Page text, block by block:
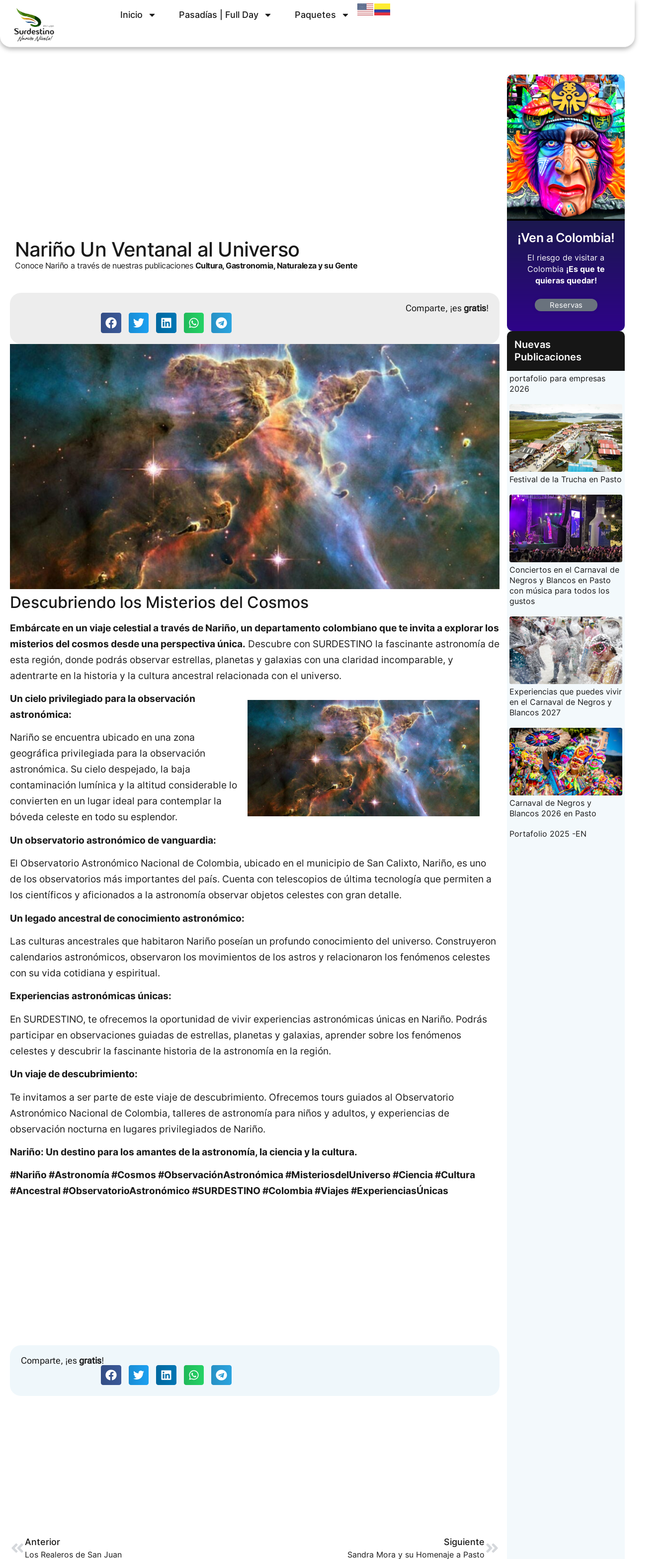
Inicio Pasadías | Full Day Paquetes
Nariño Un Ventanal al Universo
Conoce Nariño a través de nuestras publicaciones Cultura, Gastronomia, Naturaleza y su Gente
Comparte, ¡esgratis!
Descubriendo los Misterios del Cosmos
Embárcate en un viaje celestial a través de Nariño, un departamento colombiano que te invita a explorar los
misterios del cosmos desde una perspectiva única. Descubre con SURDESTINO la fascinante astronomía de
esta región, donde podrás observar estrellas, planetas y galaxias con una claridad incomparable, y
adentrarte en la historia y la cultura ancestral relacionada con el universo.
Un cielo privilegiado para la observación
astronómica:
Nariño se encuentra ubicado en una zona
geográfica privilegiada para la observación
astronómica. Su cielo despejado, la baja
contaminación lumínica y la altitud considerable lo
convierten en un lugar ideal para contemplar la
bóveda celeste en todo su esplendor.
Un observatorio astronómico de vanguardia:
El Observatorio Astronómico Nacional de Colombia, ubicado en el municipio de San Calixto, Nariño, es uno
de los observatorios más importantes del país. Cuenta con telescopios de última tecnología que permiten a
los científicos y aficionados a la astronomía observar objetos celestes con gran detalle.
Un legado ancestral de conocimiento astronómico:
Las culturas ancestrales que habitaron Nariño poseían un profundo conocimiento del universo. Construyeron
calendarios astronómicos, observaron los movimientos de los astros y relacionaron los fenómenos celestes
con su vida cotidiana y espiritual.
Experiencias astronómicas únicas:
En SURDESTINO, te ofrecemos la oportunidad de vivir experiencias astronómicas únicas en Nariño. Podrás
participar en observaciones guiadas de estrellas, planetas y galaxias, aprender sobre los fenómenos
celestes y descubrir la fascinante historia de la astronomía en la región.
Un viaje de descubrimiento:
Te invitamos a ser parte de este viaje de descubrimiento. Ofrecemos tours guiados al Observatorio
Astronómico Nacional de Colombia, talleres de astronomía para niños y adultos, y experiencias de
observación nocturna en lugares privilegiados de Nariño.
Nariño: Un destino para los amantes de la astronomía, la ciencia y la cultura.
#Nariño #Astronomía #Cosmos #ObservaciónAstronómica #MisteriosdelUniverso #Ciencia #Cultura
#Ancestral #ObservatorioAstronómico #SURDESTINO #Colombia #Viajes #ExperienciasÚnicas
Comparte, ¡esgratis!
Anterior
Los Realeros de San Juan
Siguiente
Sandra Mora y su Homenaje a Pasto
¡Ven a Colombia!
El riesgo de visitar a
Colombia ¡Es que te
quieras quedar!
Reservas
Nuevas
Publicaciones
portafolio para empresas
2026
Festival de la Trucha en Pasto
Conciertos en el Carnaval de
Negros y Blancos en Pasto
con música para todos los
gustos
Experiencias que puedes vivir
en el Carnaval de Negros y
Blancos 2027
Carnaval de Negros y
Blancos 2026 en Pasto
Portafolio 2025 -EN